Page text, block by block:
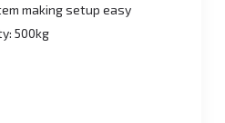
making setup easy
500kg